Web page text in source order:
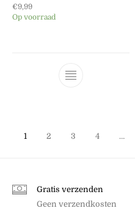
€9,99
Op voorraad
Dit product
1 2 3 4 …
Gratis verzenden
Geen verzendkosten